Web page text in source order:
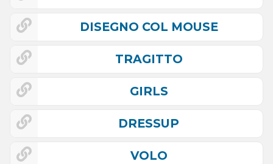
DISEGNO COL MOUSE
TRAGITTO
GIRLS
DRESSUP
VOLO